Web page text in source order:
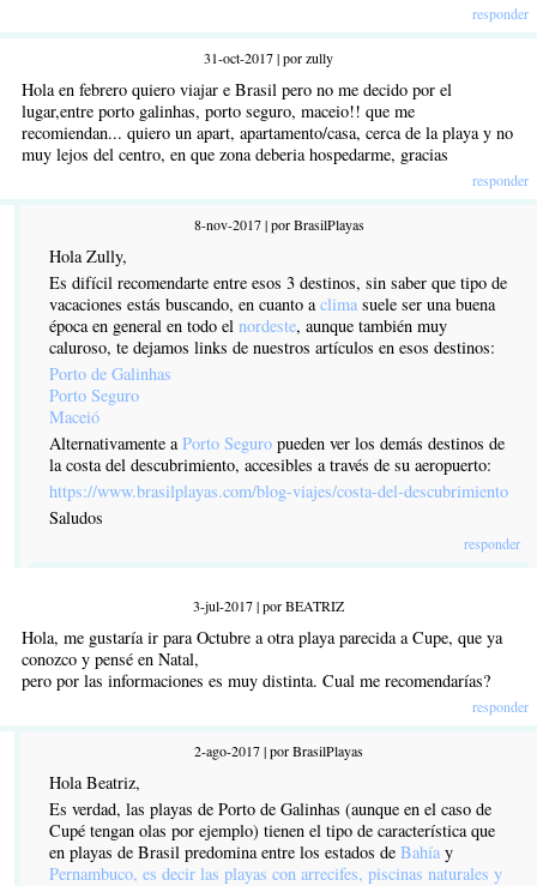
responder
31-oct-2017 | por zully
Hola en febrero quiero viajar e Brasil pero no me decido por el
lugar,entre porto galinhas, porto seguro, maceio!! que me
recomiendan... quiero un apart, apartamento/casa, cerca de la playa y no
muy lejos del centro, en que zona deberia hospedarme, gracias
responder
8-nov-2017 | por BrasilPlayas
Hola Zully,
Es difícil recomendarte entre esos 3 destinos, sin saber que tipo de
vacaciones estás buscando, en cuanto a climasuele ser una buena
época en general en todo el nordeste, aunque también muy
caluroso, te dejamos links de nuestros artículos en esos destinos:
Porto de Galinhas
Porto Seguro
Maceió
Alternativamente a Porto Seguropueden ver los demás destinos de
la costa del descubrimiento, accesibles a través de su aeropuerto:
https://www.brasilplayas.com/blog-viajes/costa-del-descubrimiento
Saludos
responder
3-jul-2017 | por BEATRIZ
Hola, me gustaría ir para Octubre a otra playa parecida a Cupe, que ya
conozco y pensé en Natal,
pero por las informaciones es muy distinta. Cual me recomendarías?
responder
2-ago-2017 | por BrasilPlayas
Hola Beatriz,
Es verdad, las playas de Porto de Galinhas (aunque en el caso de
Cupé tengan olas por ejemplo) tienen el tipo de característica que
en playas de Brasil predomina entre los estados de Bahíay
Pernambuco, es decir las playas con arrecifes, piscinas naturales y